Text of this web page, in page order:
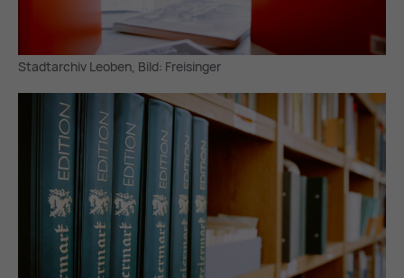
Stadtarchiv Leoben, Bild: Freisinger